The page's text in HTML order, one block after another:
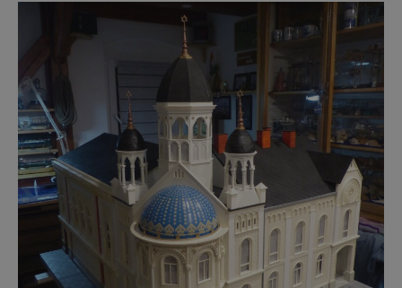
přímo v historickém centru městečka
nedaleko řeky Otavy, po